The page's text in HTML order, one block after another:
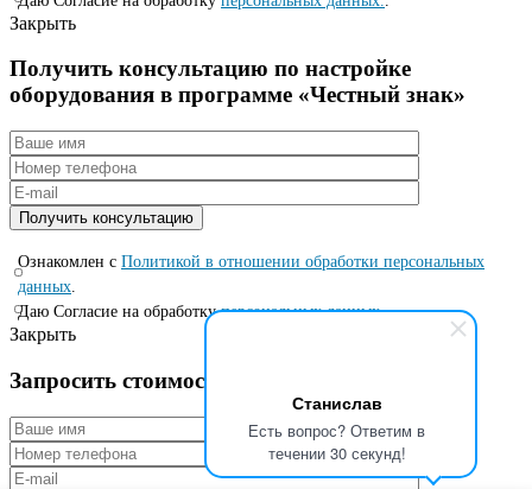
Станислав
Есть вопрос? Ответим в
течении 30 секунд!
Закрыть
Получить консультацию по настройке
оборудования в программе «Честный знак»
Ознакомлен с Политикой в отношении обработки персональных
данных.
Даю Согласие на обработкуперсональных данных..
Закрыть
Запросить стоимость по специальной цене